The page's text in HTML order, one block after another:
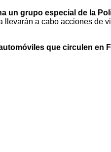
un grupo especial de la
a cabo acciones de
que circulen en